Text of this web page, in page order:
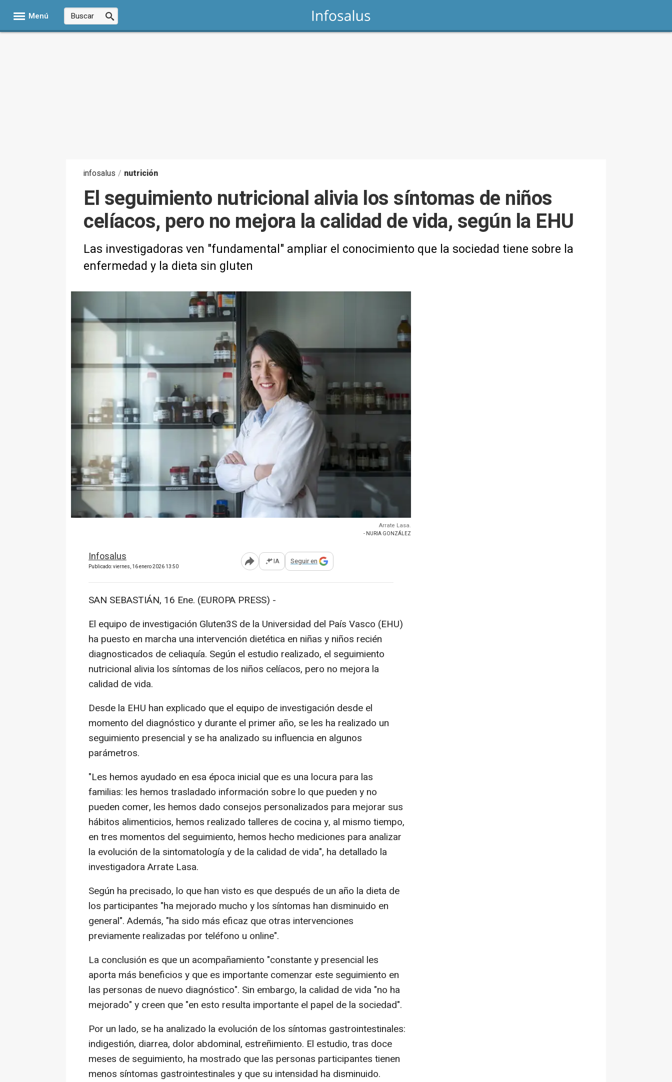
Menú
infosalus / nutrición
El seguimiento nutricional alivia los síntomas de niños
celíacos, pero no mejora la calidad de vida, según la EHU
Las investigadoras ven "fundamental" ampliar el conocimiento que la sociedad tiene sobre la
enfermedad y la dieta sin gluten
Arrate Lasa.
- NURIA GONZÁLEZ
Infosalus
Publicado: viernes, 16 enero 2026 13:50 Abrir opciones para compartir
IA Seguir en
SAN SEBASTIÁN, 16 Ene. (EUROPA PRESS) -
El equipo de investigación Gluten3S de la Universidad del País Vasco (EHU)
ha puesto en marcha una intervención dietética en niñas y niños recién
diagnosticados de celiaquía. Según el estudio realizado, el seguimiento
nutricional alivia los síntomas de los niños celíacos, pero no mejora la
calidad de vida.
Desde la EHU han explicado que el equipo de investigación desde el
momento del diagnóstico y durante el primer año, se les ha realizado un
seguimiento presencial y se ha analizado su influencia en algunos
parámetros.
"Les hemos ayudado en esa época inicial que es una locura para las
familias: les hemos trasladado información sobre lo que pueden y no
pueden comer, les hemos dado consejos personalizados para mejorar sus
hábitos alimenticios, hemos realizado talleres de cocina y, al mismo tiempo,
en tres momentos del seguimiento, hemos hecho mediciones para analizar
la evolución de la sintomatología y de la calidad de vida", ha detallado la
investigadora Arrate Lasa.
Según ha precisado, lo que han visto es que después de un año la dieta de
los participantes "ha mejorado mucho y los síntomas han disminuido en
general". Además, "ha sido más eficaz que otras intervenciones
previamente realizadas por teléfono u online".
La conclusión es que un acompañamiento "constante y presencial les
aporta más beneficios y que es importante comenzar este seguimiento en
las personas de nuevo diagnóstico". Sin embargo, la calidad de vida "no ha
mejorado" y creen que "en esto resulta importante el papel de la sociedad".
Por un lado, se ha analizado la evolución de los síntomas gastrointestinales:
indigestión, diarrea, dolor abdominal, estreñimiento. El estudio, tras doce
meses de seguimiento, ha mostrado que las personas participantes tienen
menos síntomas gastrointestinales y que su intensidad ha disminuido.